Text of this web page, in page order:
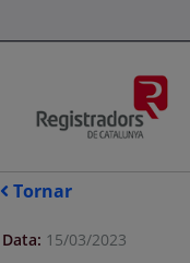
Tornar
Data: 15/03/2023